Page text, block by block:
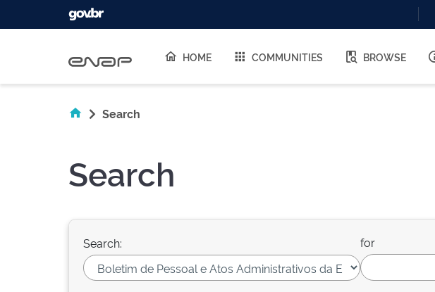
HOME COMMUNITIES BROWSE
Search
Search
Search: for